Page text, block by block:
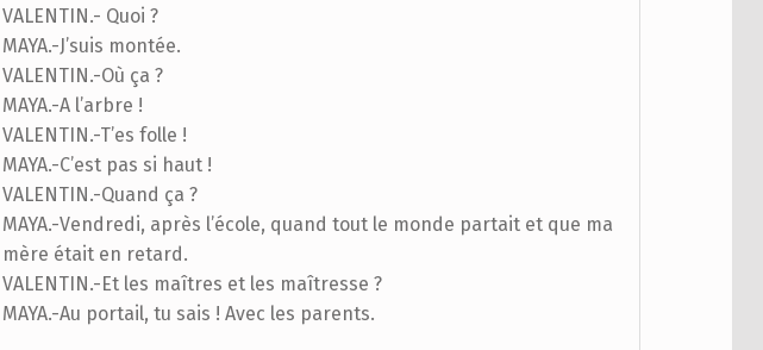
VALENTIN.- Quoi ?
MAYA.-J’suis montée.
VALENTIN.-Où ça ?
MAYA.-A l’arbre !
VALENTIN.-T’es folle !
MAYA.-C’est pas si haut !
VALENTIN.-Quand ça ?
MAYA.-Vendredi, après l’école, quand tout le monde partait et que ma
mère était en retard.
VALENTIN.-Et les maîtres et les maîtresse ?
MAYA.-Au portail, tu sais ! Avec les parents.